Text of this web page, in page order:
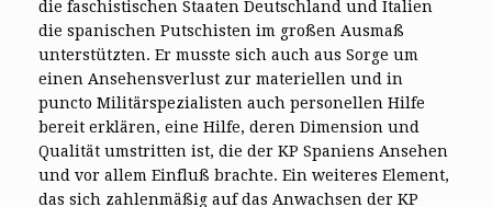
die faschistischen Staaten Deutschland und Italien
die spanischen Putschisten im großen Ausmaß
unterstützten. Er musste sich auch aus Sorge um
einen Ansehensverlust zur materiellen und in
puncto Militärspezialisten auch personellen Hilfe
bereit erklären, eine Hilfe, deren Dimension und
Qualität umstritten ist, die der KP Spaniens Ansehen
und vor allem Einfluß brachte. Ein weiteres Element,
das sich zahlenmäßig auf das Anwachsen der KP